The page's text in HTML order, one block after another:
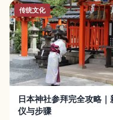
传统文化
日本神社参拜完全攻略｜
仪与步骤